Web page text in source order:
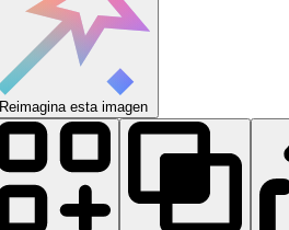
Reimagina esta imagen